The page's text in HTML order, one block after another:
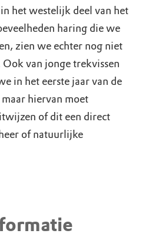
het westelijk deel van het
haring die we
zien we echter nog niet
van jonge trekvissen
in het eerste jaar van de
hiervan moet
of dit een direct
of natuurlijke